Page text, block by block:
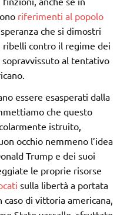
riferimenti al popolo
che si dimostri
ribelli contro il regime dei
al tentativo
essere esasperati dalla
che questo
istruito,
occhio nemmeno l’idea
Trump e dei suoi
le proprie risorse
sulla libertà a portata
di vittoria americana,